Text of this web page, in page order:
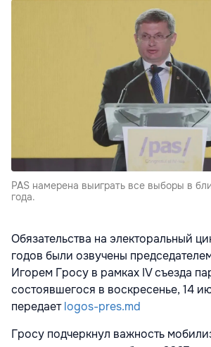
PAS намерена выиграть все выборы в
года.
Обязательства на электоральный
годов были озвучены
Игорем Гросу в рамках IV съезда
состоявшегося в воскресенье, 14
передаетlogos-pres.md
Гросу подчеркнул важность